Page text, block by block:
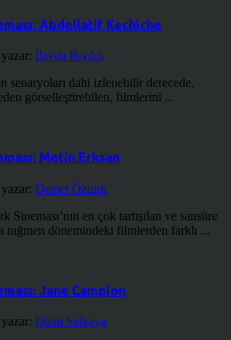
Abdellatif Kechiche
İlayda Bıyıklı
senaryoları dahi izlenebilir derecede,
görselleştirebilen, filmlerini ...
Metin Erksan
Demet Öztürk
Sineması’nın en çok tartışılan ve sansüre
rağmen dönemindeki filmlerden farklı ...
Jane Campion
Dilan Salkaya